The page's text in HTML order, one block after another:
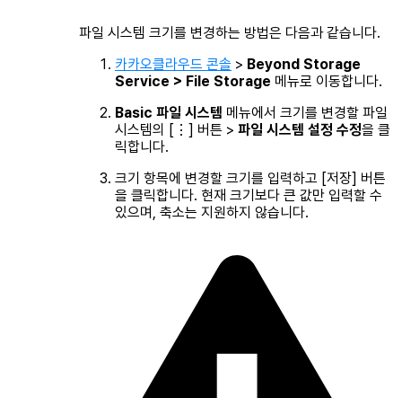
파일 시스템 크기를 변경하는 방법은 다음과 같습니다.
카카오클라우드 콘솔 > Beyond Storage
Service > File Storage 메뉴로 이동합니다.
Basic 파일 시스템 메뉴에서 크기를 변경할 파일
시스템의 [⋮] 버튼 > 파일 시스템 설정 수정을 클
릭합니다.
크기 항목에 변경할 크기를 입력하고 [저장] 버튼
을 클릭합니다. 현재 크기보다 큰 값만 입력할 수
있으며, 축소는 지원하지 않습니다.